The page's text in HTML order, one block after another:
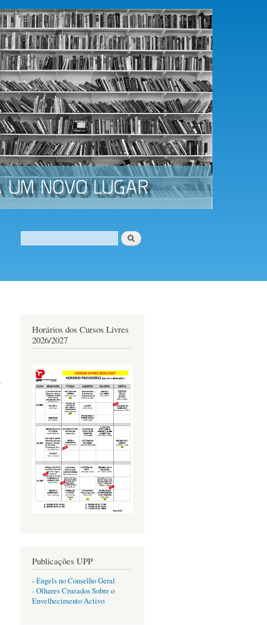
Formulário de procura
Procurar
Horários dos Cursos Livres
2026/2027
Publicações UPP
- Engels no Conselho Geral
- Olhares Cruzados Sobre o
Envelhecimento Activo